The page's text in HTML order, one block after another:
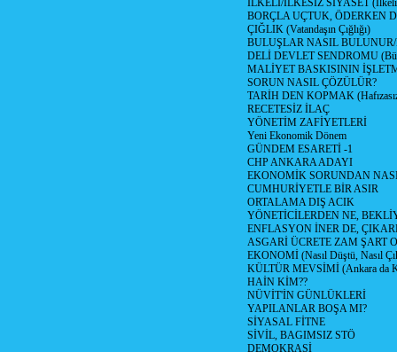
İLKELİ/İLKESİZ SİYASET
BORÇLA UÇTUK, ÖDERKEN
ÇIĞLIK (Vatandaşın Çığlığı)
BULUŞLAR NASIL
DELİ DEVLET SENDROMU
MALİYET BASKISININ
SORUN NASIL ÇÖZÜLÜR?
TARİH DEN KOPMAK
RECETESİZ İLAÇ
YÖNETİM ZAFİYETLERİ
Yeni Ekonomik Dönem
GÜNDEM ESARETİ -1
CHP ANKARA ADAYI
EKONOMİK SORUNDAN
CUMHURİYETLE BİR ASIR
ORTALAMA DIŞ ACIK
YÖNETİCİLERDEN NE,
ENFLASYON İNER DE,
ASGARİ ÜCRETE ZAM ŞART
EKONOMİ (Nasıl Düştü, Nasıl
KÜLTÜR MEVSİMİ (Ankara da
HAİN KİM??
NÜVİT'İN GÜNLÜKLERİ
YAPILANLAR BOŞA MI?
SİYASAL FİTNE
SİVİL, BAGIMSIZ STÖ
DEMOKRASİ